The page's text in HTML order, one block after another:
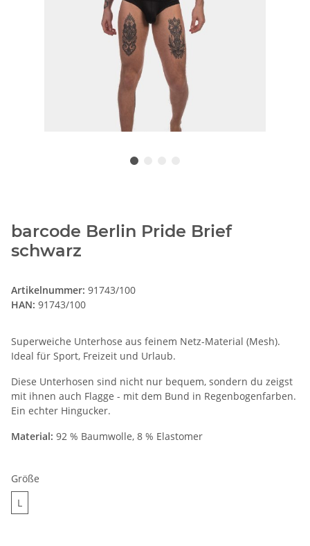
barcode Berlin Pride Brief
schwarz
Artikelnummer: 91743/100
HAN: 91743/100
Superweiche Unterhose aus feinem Netz-Material (Mesh).
Ideal für Sport, Freizeit und Urlaub.
Diese Unterhosen sind nicht nur bequem, sondern du zeigst
mit ihnen auch Flagge - mit dem Bund in Regenbogenfarben.
Ein echter Hingucker.
Material: 92 % Baumwolle, 8 % Elastomer
Größe
L